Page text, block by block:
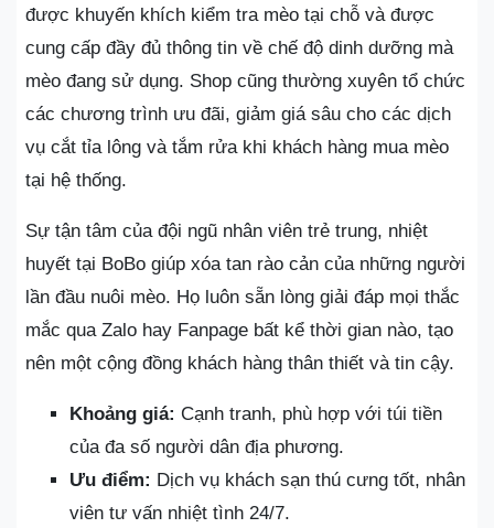
được khuyến khích kiểm tra mèo tại chỗ và được
cung cấp đầy đủ thông tin về chế độ dinh dưỡng mà
mèo đang sử dụng. Shop cũng thường xuyên tổ chức
các chương trình ưu đãi, giảm giá sâu cho các dịch
vụ cắt tỉa lông và tắm rửa khi khách hàng mua mèo
tại hệ thống.
Sự tận tâm của đội ngũ nhân viên trẻ trung, nhiệt
huyết tại BoBo giúp xóa tan rào cản của những người
lần đầu nuôi mèo. Họ luôn sẵn lòng giải đáp mọi thắc
mắc qua Zalo hay Fanpage bất kể thời gian nào, tạo
nên một cộng đồng khách hàng thân thiết và tin cậy.
Khoảng giá: Cạnh tranh, phù hợp với túi tiền
của đa số người dân địa phương.
Ưu điểm: Dịch vụ khách sạn thú cưng tốt, nhân
viên tư vấn nhiệt tình 24/7.